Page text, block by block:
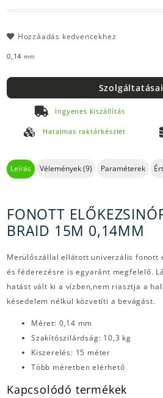
Hozzáadás kedvencekhez
0,14 mm
Ingyenes kiszállítás
Hatalmas raktárkészlet
Leírás Vélemények (9) Paraméterek
FONOTT
BRAID 15M 0,14MM
Merülőszállal ellátott univerzális fonott
és féderezésre is egyaránt megfelelő.
hatást vált ki a vízben,nem riasztja a
késedelem nélkül közvetíti a bevágást.
Méret: 0,14 mm
Szakítószilárdság: 10,3 kg
Kiszerelés: 15 méter
Több méretben elérhető
Kapcsolódó termékek